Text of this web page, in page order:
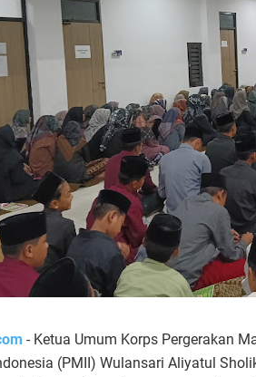
- Ketua Umum Korps Pergerakan
(PMII) Wulansari Aliyatul